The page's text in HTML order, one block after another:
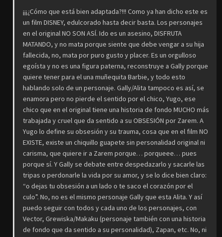
¡¡¡¿Cómo que está bien adaptada?!!! Como ya han dicho este es
un film DISNEY, edulcorado hasta decir basta. Los personajes
en el original NO SON ASÍ. Ido es un asesino, DISFRUTA
MATANDO, y no mata porque siente que debe vengar a su hija
fallecida, no, mata por puro gusto y placer. Es un orgulloso
egoísta y no es una figura paterna, reconstruye a Gally porque
quiere tener para el una muñequita Barbie, y todo esto
hablando solo de un personaje. Gally/Alita tampoco es así, se
enamora pero no pierde el sentido por el chico, Yugo, ese
chico que en el original tiene una historia de fondo MUCHO más
trabajada y cruel que da sentido a su OBSESIÓN por Zarem. A
Yugo lo define su obsesión y su trauma, cosa que en el film NO
EXISTE, existe un chiquillo guapete sin personalidad original ni
carisma, que quiere ir a Zarem porque… porqueee… pues
porque sí. Y Gally se debate entre despedazarlo y sacarle las
tripas o perdonarle la vida por su amor, y se lo dice bien claro:
“o dejas tu obsesión a un lado o te saco el corazón por el
culo”. No, no es el mismo personaje Gally que esta Alita. Y así
puedo seguir con todos y cada uno de los personajes, con
Vector, Grewiska/Makaku (personaje también con una historia
de fondo que da sentido a su personalidad), Zapan, etc. No, ni